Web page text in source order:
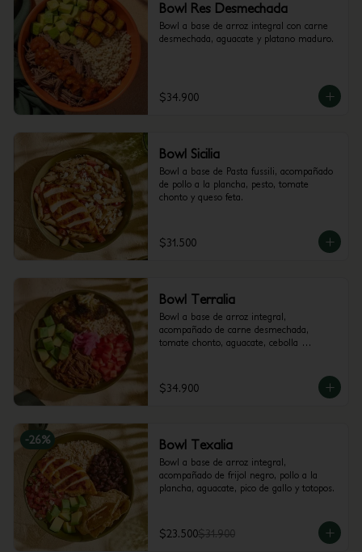
Bowl Res Desmechada
Bowl a base de arroz integral con carne
desmechada, aguacate y platano maduro.
$34.900
Bowl Sicilia
Bowl a base de Pasta fussili, acompañado
de pollo a la plancha, pesto, tomate
chonto y queso feta.
$31.500
Bowl Terralia
Bowl a base de arroz integral,
acompañado de carne desmechada,
tomate chonto, aguacate, cebolla
$34.900
-26% Bowl Texalia
Bowl a base de arroz integral,
acompañado de frijol negro, pollo a la
plancha, aguacate, pico de gallo y totopos.
$23.500$31.900